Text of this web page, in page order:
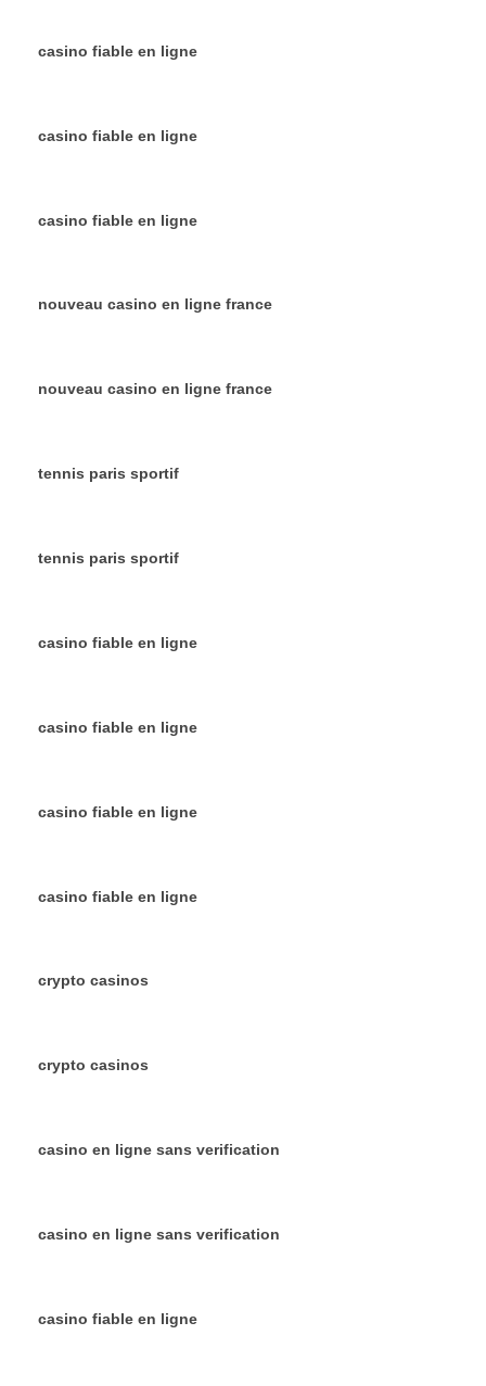
casino fiable en ligne
casino fiable en ligne
casino fiable en ligne
nouveau casino en ligne france
nouveau casino en ligne france
tennis paris sportif
tennis paris sportif
casino fiable en ligne
casino fiable en ligne
casino fiable en ligne
casino fiable en ligne
crypto casinos
crypto casinos
casino en ligne sans verification
casino en ligne sans verification
casino fiable en ligne